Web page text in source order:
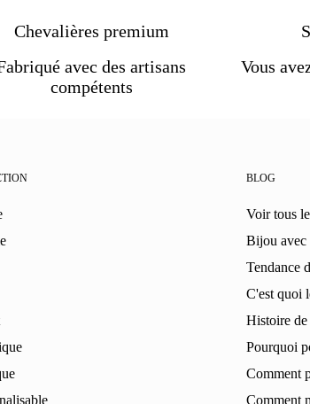
Chevalières premium
avec des artisans
compétents
Vous
BLOG
Voir tous
Bijou avec
Tendance
C'est quoi
Histoire
Pourquoi
Comment
Comment